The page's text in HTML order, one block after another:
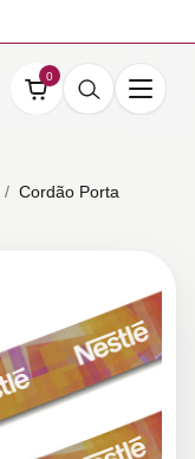
0
/ Cordão Porta